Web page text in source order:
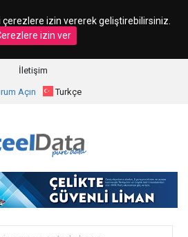
izin vererek geliştirebilirsiniz.
izin ver
İletişim
Açın Turkçe